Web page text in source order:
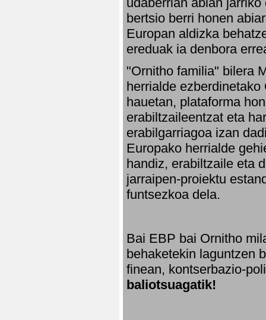
bertsio berri honen
Europan aldizka
ereduak ia denbora
"Ornitho familia" bilera
herrialde
hauetan, plataforma
erabiltzaileentzat eta
erabilgarriagoa izan
Europako herrialde
handiz, erabiltzaile eta
jarraipen-proiektu
funtsezkoa dela.
Bai EBP bai Ornitho
behaketekin laguntzen
finean, kontserbazio-
baliotsuagatik!